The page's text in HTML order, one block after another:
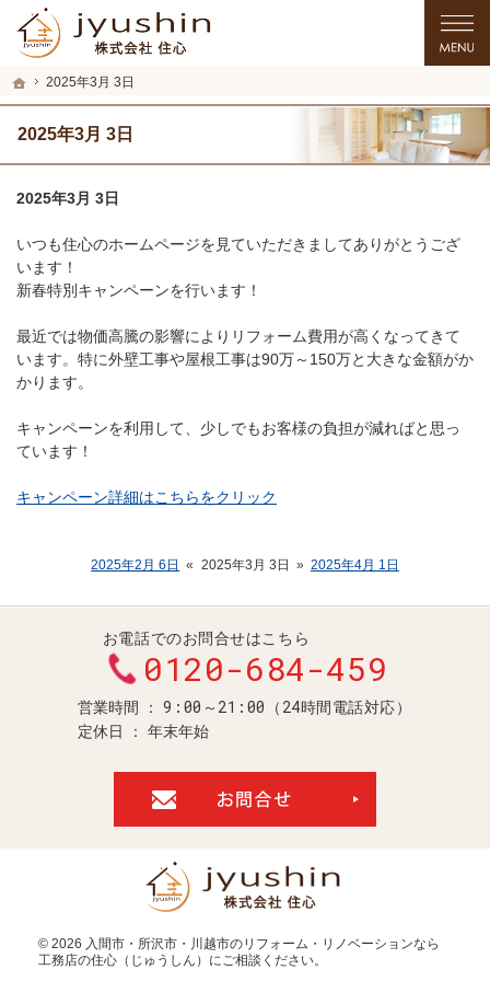
ホーム
2025年3月 3日
2025年3月 3日
プロの目線からご提案。入間市・所沢市・川越市のリフォーム・リノベーション
入間市・所沢市・川越市のリフォーム・リノベーションを手がける工務店なら住
2025年3月 3日
いつも住心のホームページを見ていただきましてありがとうござ
います！
新春特別キャンペーンを行います！
最近では物価高騰の影響によりリフォーム費用が高くなってきて
います。特に外壁工事や屋根工事は90万～150万と大きな金額がか
かります。
キャンペーンを利用して、少しでもお客様の負担が減ればと思っ
ています！
キャンペーン詳細はこちらをクリック
2025年2月 6日 « 2025年3月 3日 » 2025年4月 1日
お電話でのお問合せはこちら
0120-684-459
営業時間 9:00～21:00（24時間電話対応）
定休日 年末年始
© 2026 入間市・所沢市・川越市のリフォーム・リノベーションなら
工務店の住心（じゅうしん） にご相談ください。